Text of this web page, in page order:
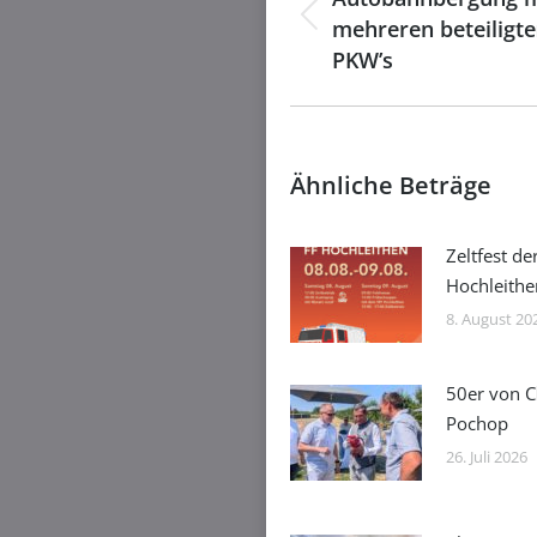
Vorheriger
Beitrag:
mehreren
PKW’s
Ähnliche Beträge
Zeltfest
8. August
50er von
Pochop
26. Juli 2026